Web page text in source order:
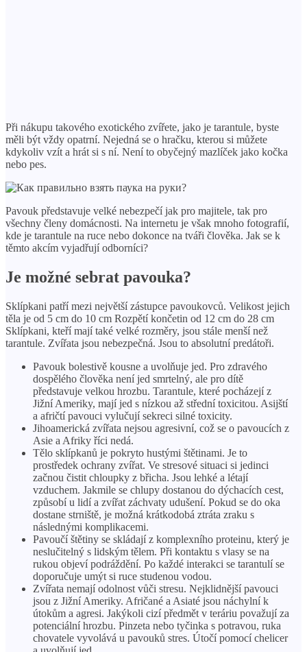
Při nákupu takového exotického zvířete, jako je tarantule, byste
měli být vždy opatrní. Nejedná se o hračku, kterou si můžete
kdykoliv vzít a hrát si s ní. Není to obyčejný mazlíček jako kočka
nebo pes.
Pavouk představuje velké nebezpečí jak pro majitele, tak pro
všechny členy domácnosti. Na internetu je však mnoho fotografií,
kde je tarantule na ruce nebo dokonce na tváři člověka. Jak se k
těmto akcím vyjadřují odborníci?
Je možné sebrat pavouka?
Sklípkani patří mezi největší zástupce pavoukovců. Velikost jejich
těla je od 5 cm do 10 cm Rozpětí končetin od 12 cm do 28 cm
Sklípkani, kteří mají také velké rozměry, jsou stále menší než
tarantule. Zvířata jsou nebezpečná. Jsou to absolutní predátoři.
Pavouk bolestivě kousne a uvolňuje jed. Pro zdravého
dospělého člověka není jed smrtelný, ale pro dítě
představuje velkou hrozbu. Tarantule, které pocházejí z
Jižní Ameriky, mají jed s nízkou až střední toxicitou. Asijští
a afričtí pavouci vylučují sekreci silné toxicity.
Jihoamerická zvířata nejsou agresivní, což se o pavoucích z
Asie a Afriky říci nedá.
Tělo sklípkanů je pokryto hustými štětinami. Je to
prostředek ochrany zvířat. Ve stresové situaci si jedinci
začnou čistit chloupky z břicha. Jsou lehké a létají
vzduchem. Jakmile se chlupy dostanou do dýchacích cest,
způsobí u lidí a zvířat záchvaty udušení. Pokud se do oka
dostane strniště, je možná krátkodobá ztráta zraku s
následnými komplikacemi.
Pavoučí štětiny se skládají z komplexního proteinu, který je
neslučitelný s lidským tělem. Při kontaktu s vlasy se na
rukou objeví podráždění. Po každé interakci se tarantulí se
doporučuje umýt si ruce studenou vodou.
Zvířata nemají odolnost vůči stresu. Nejklidnější pavouci
jsou z Jižní Ameriky. Afričané a Asiaté jsou náchylní k
útokům a agresi. Jakýkoli cizí předmět v teráriu považují za
potenciální hrozbu. Pinzeta nebo tyčinka s potravou, ruka
chovatele vyvolává u pavouků stres. Útočí pomocí chelicer